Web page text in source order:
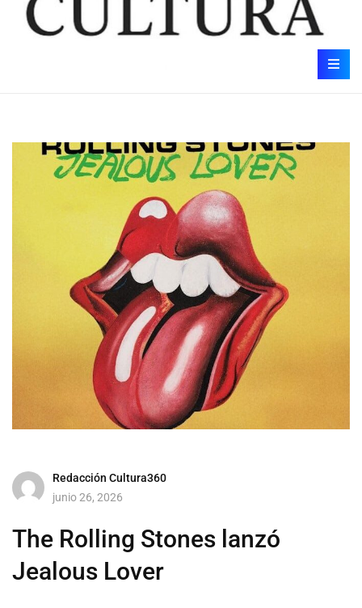
Redacción Cultura360
junio 26, 2026
The Rolling Stones lanzó
Jealous Lover